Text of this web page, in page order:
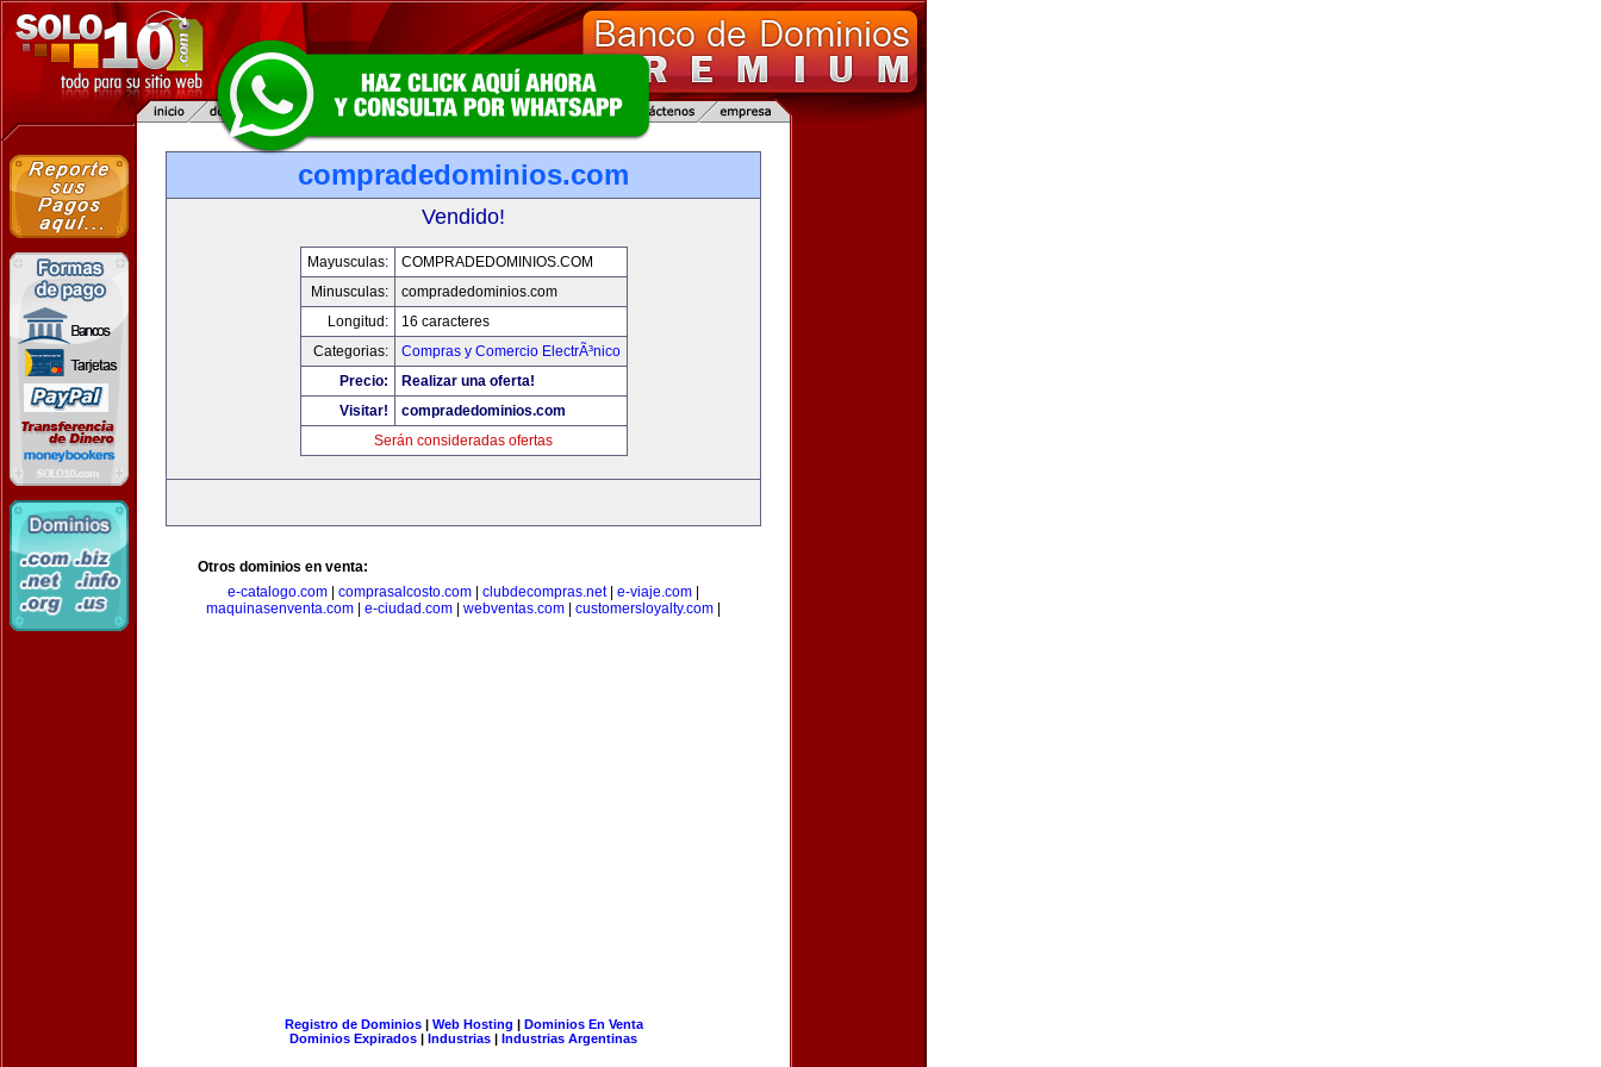
compradedominios.com
Vendido!
Mayusculas:
COMPRADEDOMINIOS.COM
Minusculas:
compradedominios.com
Longitud:
16 caracteres
Categorias:
Compras y Comercio ElectrÃ³nico
Precio:
Realizar una oferta!
Visitar!
compradedominios.com
Serán consideradas ofertas
Otros dominios en venta:
e-catalogo.com
comprasalcosto.com clubdecompras.net| e-viaje.com
maquinasenventa.com
e-ciudad.com webventas.com customersloyalty.com
Registro de Dominios| Web Hosting | Dominios En Venta
Dominios Expirados | Industrias | Industrias Argentinas